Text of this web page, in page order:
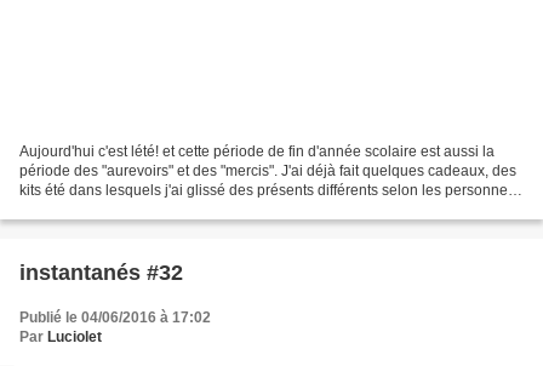
Aujourd'hui c'est lété! et cette période de fin d'année scolaire est aussi la
période des "aurevoirs" et des "mercis". J'ai déjà fait quelques cadeaux, des
kits été dans lesquels j'ai glissé des présents différents selon les personnes
instantanés #32
Publié le 04/06/2016 à 17:02
Par Luciolet